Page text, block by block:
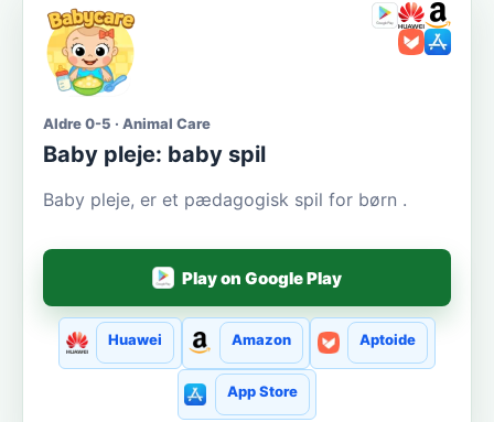
Aldre 0-5 · Animal Care
Baby pleje: baby spil
Baby pleje, er et pædagogisk spil for børn .
Play on Google Play
Huawei Amazon Aptoide
App Store